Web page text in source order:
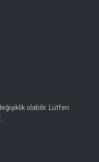
olabilir. Lütfen